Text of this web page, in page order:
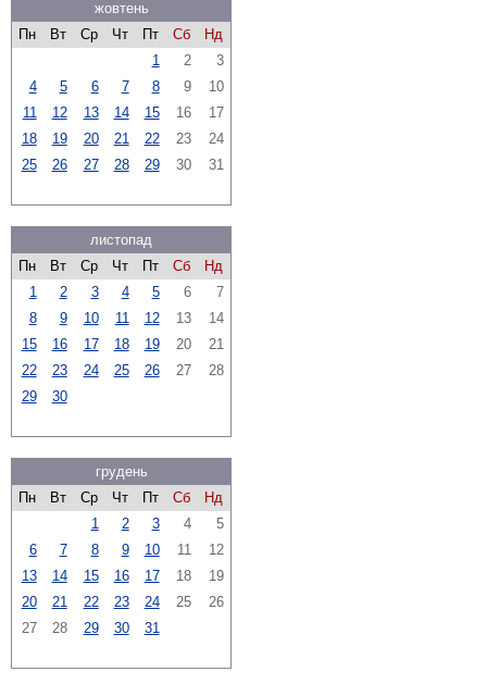
жовтень
Пн
Вт Ср Чт Пт Сб
Нд
1
2
3
4
5 6 7 8 9
10
11
12 13 14 15 16
17
18
19 20 21 22 23
24
25
26 27 28 29 30 31
листопад
Пн
Вт Ср Чт Пт Сб
Нд
1
2 3 4 5 6
7
8
9 10 11 12 13
14
15
16 17 18 19 20
21
22
23 24 25 26 27
28
29
30
грудень
Пн
Вт Ср Чт Пт Сб
Нд
1
2 3 4
5
6
7 8 9 10 11
12
13
14 15 16 17 18
19
20
21 22 23 24 25
26
27
28 29 30 31